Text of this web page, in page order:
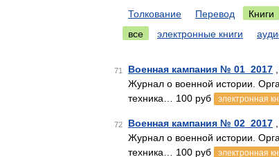
Толкование Перевод
Книги
все
электронные книги
71 Военная кампания № 01_2017
Журнал о военной истории.
техника… 100 руб
электронная
72 Военная кампания № 02_2017
Журнал о военной истории.
техника… 100 руб
электронная